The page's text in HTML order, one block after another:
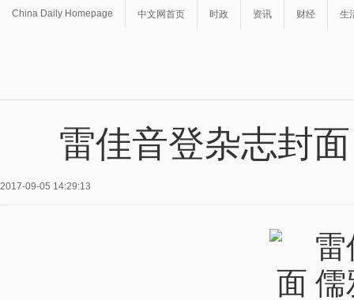
China Daily Homepage 中文网首页 时政 资讯 财经 生
雷佳音登杂志封
2017-09-05 14:29:13